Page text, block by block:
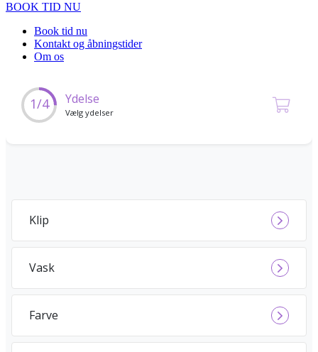
BOOK TID NU
Book tid nu
Kontakt og åbningstider
Om os